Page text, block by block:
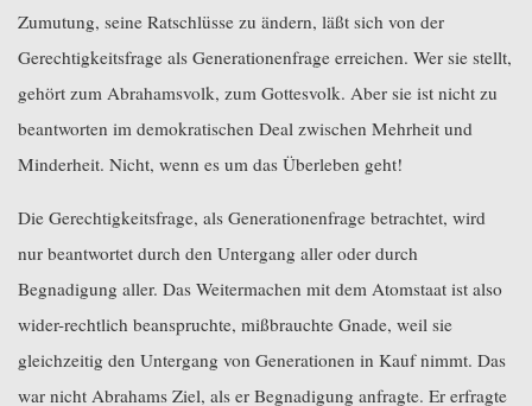
Zumutung, seine Ratschlüsse zu ändern, läßt sich von der
Gerechtigkeitsfrage als Generationenfrage erreichen. Wer sie stellt,
gehört zum Abrahamsvolk, zum Gottesvolk. Aber sie ist nicht zu
beantworten im demokratischen Deal zwischen Mehrheit und
Minderheit. Nicht, wenn es um das Überleben geht!
Die Gerechtigkeitsfrage, als Generationenfrage betrachtet, wird
nur beantwortet durch den Untergang aller oder durch
Begnadigung aller. Das Weitermachen mit dem Atomstaat ist also
wider-rechtlich beanspruchte, mißbrauchte Gnade, weil sie
gleichzeitig den Untergang von Generationen in Kauf nimmt. Das
war nicht Abrahams Ziel, als er Begnadigung anfragte. Er erfragte